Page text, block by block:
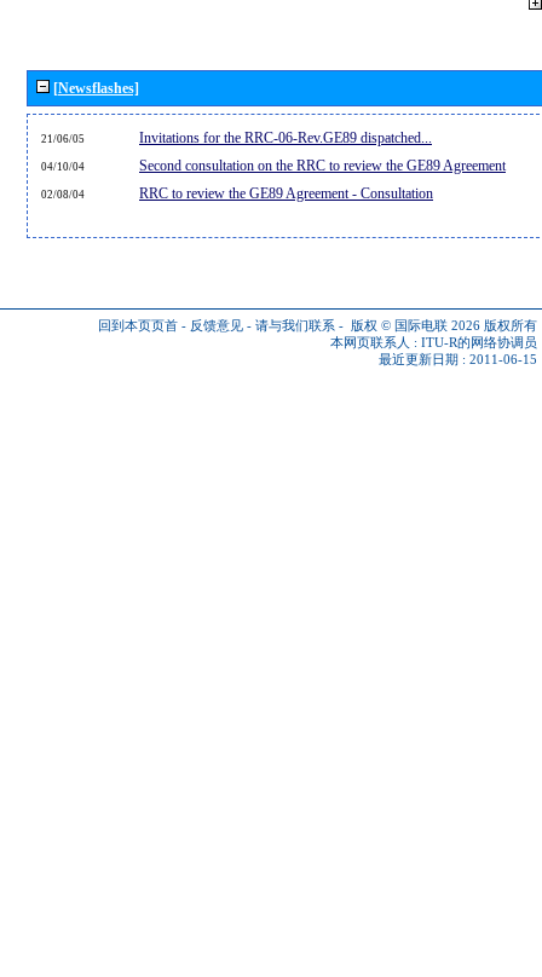
[Newsflashes]
21/06/05 Invitations for the RRC-06-Rev.GE89 dispatched...
04/10/04 Second consultation on the RRC to review the GE89 Agreement
02/08/04 RRC to review the GE89 Agreement - Consultation
回到本页页首 - 反馈意见 - 请与我们联系 - 版权 © 国际电联 2026 版权所有
本网页联系人 : ITU-R的网络协调员
最近更新日期 : 2011-06-15